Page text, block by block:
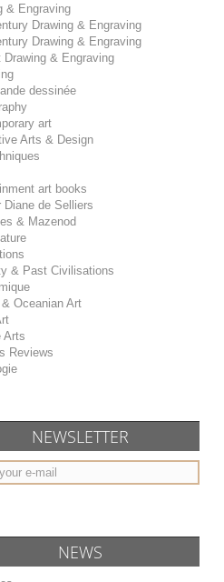
& Engraving
Drawing & Engraving
Drawing & Engraving
Drawing & Engraving
dessinée
art
Arts & Design
art books
Diane de Selliers
& Mazenod
& Past Civilisations
Oceanian Art
Arts
Reviews
NEWSLETTER
NEWS